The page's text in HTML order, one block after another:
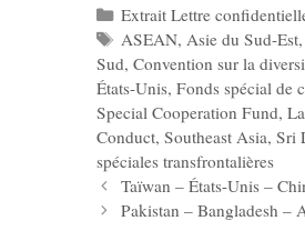
Catégories
Extrait Lettre
Étiquettes
ASEAN, Asie du Sud-Est
Sud, Convention sur la
États-Unis, Fonds spécial de
Special Cooperation Fund,
Conduct, Southeast Asia, Sri
spéciales transfrontalières
Taïwan – États-Unis –
Pakistan – Bangladesh –